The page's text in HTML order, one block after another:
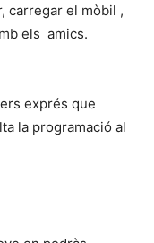
carregar el mòbil ,
els amics.
exprés que
la programació al